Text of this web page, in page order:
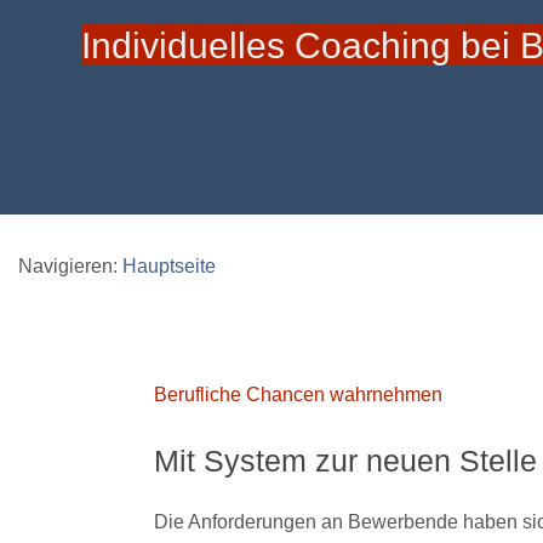
Individuelles Coaching bei
Navigieren: Hauptseite
Berufliche Chancen wahrnehmen
Mit System zur neuen
Die Anforderungen an Bewerbende haben